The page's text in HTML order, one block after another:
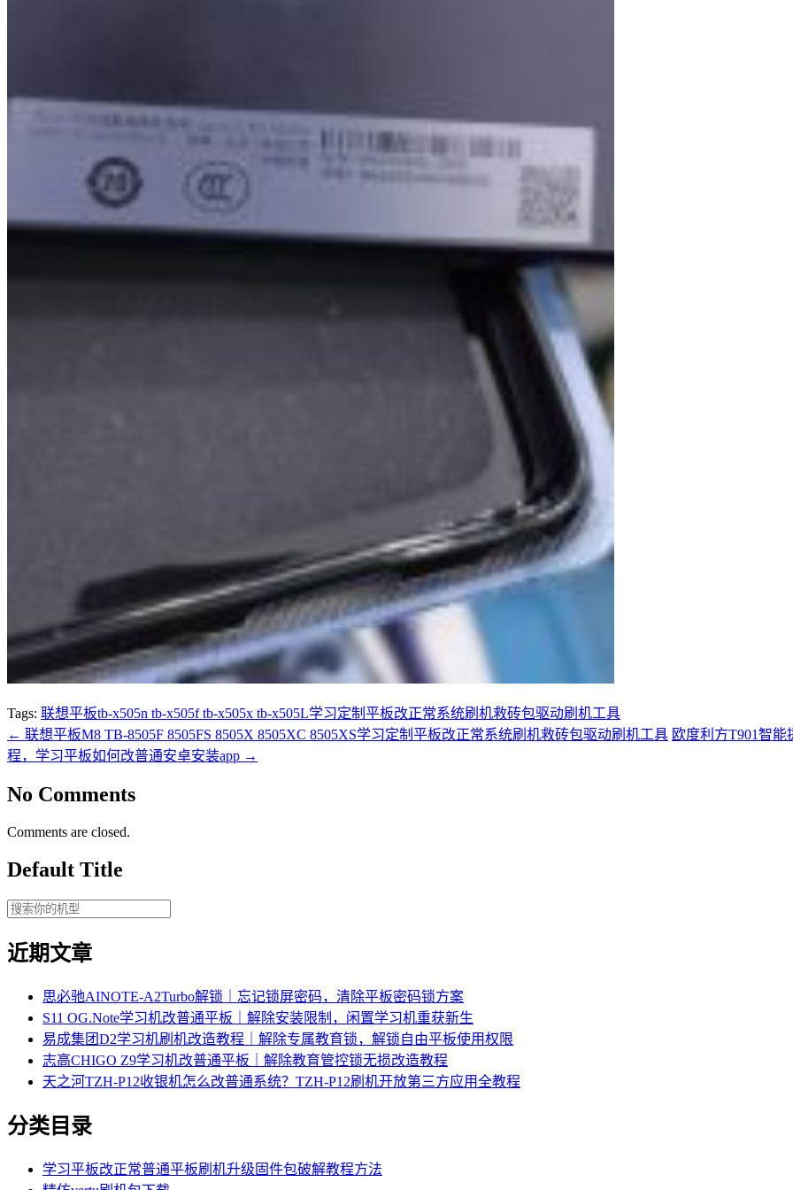
Tags: 联想平板tb-x505n tb-x505f tb-x505x tb-x505L学习定制平板改正常系统刷机救砖包驱动刷机工具
← 联想平板M8 TB-8505F 8505FS 8505X 8505XC 8505XS学习定制平板改正常系统刷机救砖包驱动刷机工具 欧度利方T901智
程，学习平板如何改普通安卓安装app →
No Comments
Comments are closed.
Default Title
近期文章
思必驰AINOTE‑A2Turbo解锁｜忘记锁屏密码，清除平板密码锁方案
S11 OG.Note学习机改普通平板｜解除安装限制，闲置学习机重获新生
易成集团D2学习机刷机改造教程｜解除专属教育锁，解锁自由平板使用权限
志高CHIGO Z9学习机改普通平板｜解除教育管控锁无损改造教程
天之河TZH-P12收银机怎么改普通系统？TZH-P12刷机开放第三方应用全教程
分类目录
学习平板改正常普通平板刷机升级固件包破解教程方法